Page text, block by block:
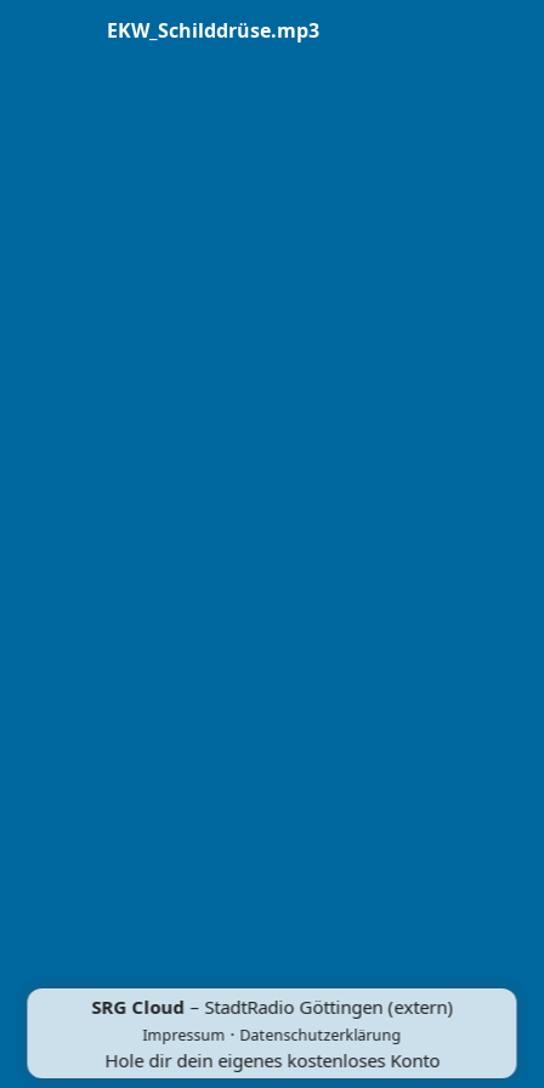
EKW_Schilddrüse.mp3
SRG Cloud – StadtRadio Göttingen (extern)
Impressum · Datenschutzerklärung
Hole dir dein eigenes kostenloses Konto